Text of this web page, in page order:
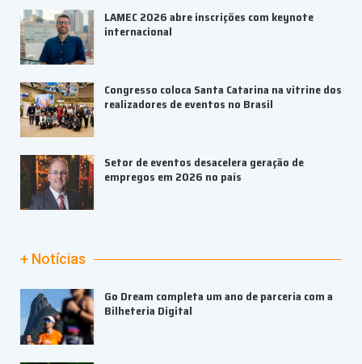
LAMEC 2026 abre inscrições com keynote
internacional
Congresso coloca Santa Catarina na vitrine dos
realizadores de eventos no Brasil
Setor de eventos desacelera geração de
empregos em 2026 no país
+ Notícias
Go Dream completa um ano de parceria com a
Bilheteria Digital